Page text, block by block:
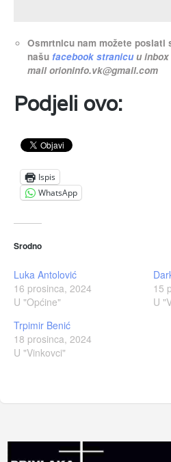
Osmrtnicu nam možete poslati
našu facebook stranicuu inbox
mailorioninfo.vk@gmail.com
Podjeli ovo:
Ispis
WhatsApp
Srodno
Luka Antolović
16 prosinca, 2024
U "Općine"
15
U
Trpimir Benić
18 prosinca, 2024
U "Vinkovci"